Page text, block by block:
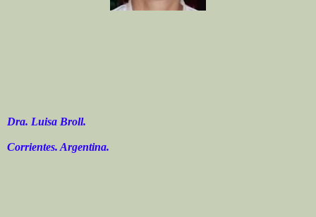
Dra. Luisa Broll.
Corrientes. Argentina.